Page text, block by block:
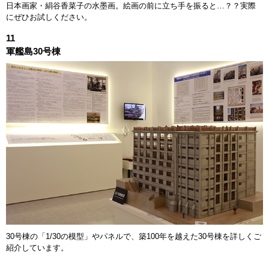
日本画家・絹谷香菜子の水墨画。絵画の前に立ち手を振ると…？？実際
にぜひお試しください。
11
軍艦島30号棟
30号棟の「1/30の模型」やパネルで、築100年を越えた30号棟を詳しくご
紹介しています。